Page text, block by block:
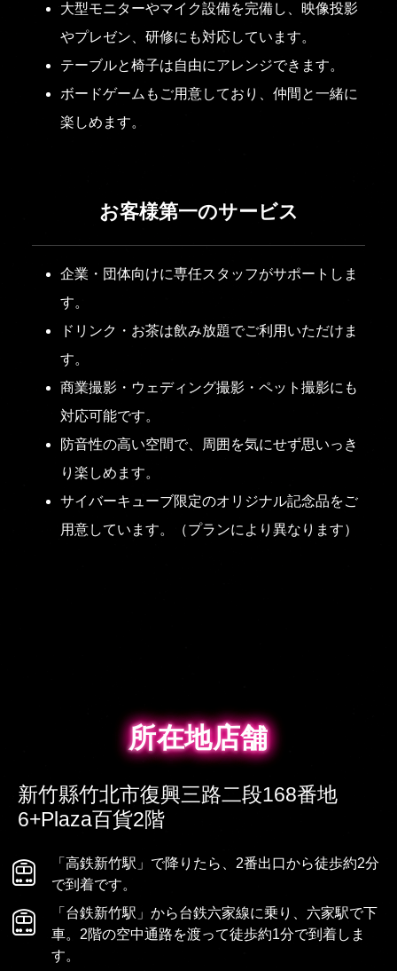
大型モニターやマイク設備を完備し、映像投影
やプレゼン、研修にも対応しています。
テーブルと椅子は自由にアレンジできます。
ボードゲームもご用意しており、仲間と一緒に
楽しめます。
お客様第一のサービス
企業・団体向けに専任スタッフがサポートしま
す。
ドリンク・お茶は飲み放題でご利用いただけま
す。
商業撮影・ウェディング撮影・ペット撮影にも
対応可能です。
防音性の高い空間で、周囲を気にせず思いっき
り楽しめます。
サイバーキューブ限定のオリジナル記念品をご
用意しています。（プランにより異なります）
所在地店舗
所在地店舗
新竹縣竹北市復興三路二段168番地
6+Plaza百貨2階
「高鉄新竹駅」で降りたら、2番出口から徒歩約2分
で到着です。
「台鉄新竹駅」から台鉄六家線に乗り、六家駅で下
車。2階の空中通路を渡って徒歩約1分で到着しま
す。